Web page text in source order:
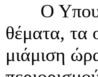
Ο
θέματα, τα
μιάμιση